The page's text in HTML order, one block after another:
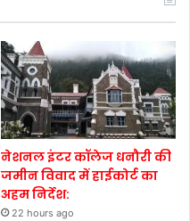
नेशनल इंटर कॉलेज धनौरी की
जमीन विवाद में हाईकोर्ट का
अहम निर्देश:
22 hours ago